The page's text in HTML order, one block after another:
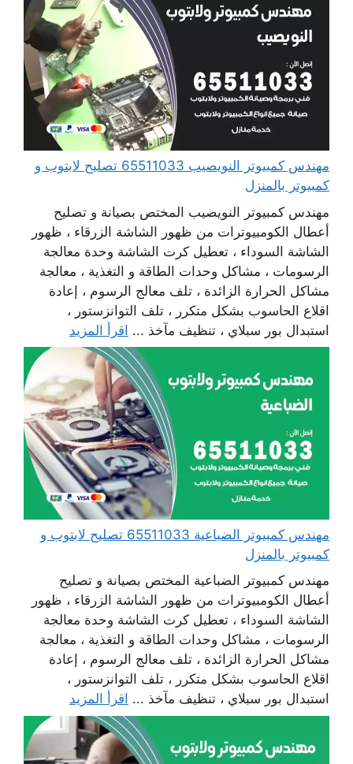
مهندس كمبيوتر النويصيب 65511033 تصليح لابتوب و
كمبيوتر بالمنزل
مهندس كمبيوتر النويصيب المختص بصيانة و تصليح
أعطال الكومبيوترات من ظهور الشاشة الزرقاء ، ظهور
الشاشة السوداء ، تعطيل كرت الشاشة وحدة معالجة
الرسومات ، مشاكل وحدات الطاقة و التغذية ، معالجة
مشاكل الحرارة الزائدة ، تلف معالج الرسوم ، إعادة
اقلاع الحاسوب بشكل متكرر ، تلف التوانزستور ،
استبدال بور سبلاي ، تنظيف مآخذ ... اقرأ المزيد
مهندس كمبيوتر الضباعية 65511033 تصليح لابتوب و
كمبيوتر بالمنزل
مهندس كمبيوتر الضباعية المختص بصيانة و تصليح
أعطال الكومبيوترات من ظهور الشاشة الزرقاء ، ظهور
الشاشة السوداء ، تعطيل كرت الشاشة وحدة معالجة
الرسومات ، مشاكل وحدات الطاقة و التغذية ، معالجة
مشاكل الحرارة الزائدة ، تلف معالج الرسوم ، إعادة
اقلاع الحاسوب بشكل متكرر ، تلف التوانزستور ،
استبدال بور سبلاي ، تنظيف مآخذ ... اقرأ المزيد